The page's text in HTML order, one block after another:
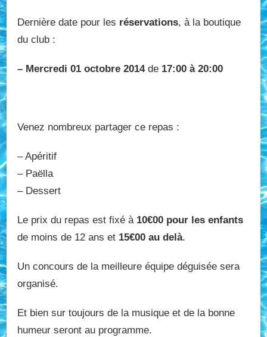
Dernière date pour les réservations, à la boutique
du club :
– Mercredi 01 octobre 2014de 17:00 à 20:00
Venez nombreux partager ce repas :
– Apéritif
– Paëlla
– Dessert
Le prix du repas est fixé à 10€00 pour les enfants
de moins de 12 ans et 15€00 au delà.
Un concours de la meilleure équipe déguisée sera
organisé.
Et bien sur toujours de la musique et de la bonne
humeur seront au programme.